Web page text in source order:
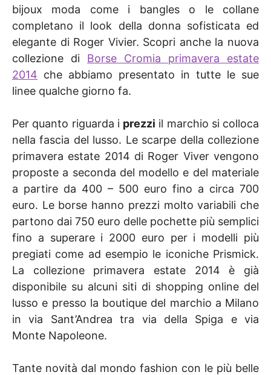
bijoux moda come i bangles o le collane
completano il look della donna sofisticata ed
elegante di Roger Vivier. Scopri anche la nuova
collezione di Borse Cromia primavera estate
2014 che abbiamo presentato in tutte le sue
linee qualche giorno fa.
Per quanto riguarda i prezzi il marchio si colloca
nella fascia del lusso. Le scarpe della collezione
primavera estate 2014 di Roger Viver vengono
proposte a seconda del modello e del materiale
a partire da 400 – 500 euro fino a circa 700
euro. Le borse hanno prezzi molto variabili che
partono dai 750 euro delle pochette più semplici
fino a superare i 2000 euro per i modelli più
pregiati come ad esempio le iconiche Prismick.
La collezione primavera estate 2014 è già
disponibile su alcuni siti di shopping online del
lusso e presso la boutique del marchio a Milano
in via Sant’Andrea tra via della Spiga e via
Monte Napoleone.
Tante novità dal mondo fashion con le più belle